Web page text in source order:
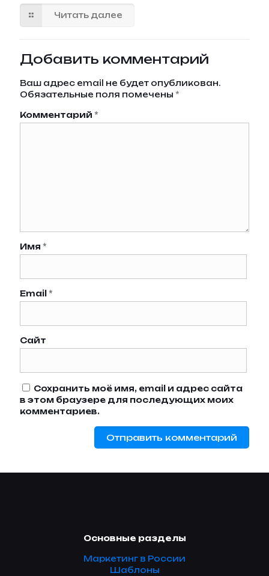
Читать далее
Добавить комментарий
Ваш адрес email не будет опубликован.
Обязательные поля помечены *
Комментарий *
Имя *
Email *
Сайт
Сохранить моё имя, email и адрес сайта
в этом браузере для последующих моих
комментариев.
Основные разделы
Маркетинг в России
Шаблоны